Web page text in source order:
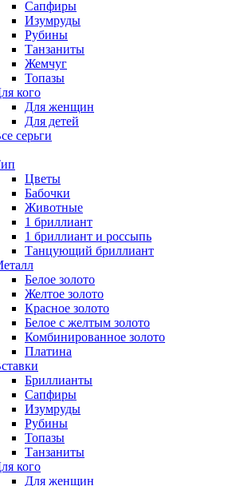
Сапфиры
Изумруды
Рубины
Танзаниты
Жемчуг
Топазы
кого
Для женщин
Для детей
серьги
Цветы
Бабочки
Животные
1 бриллиант
1 бриллиант и россыпь
Танцующий бриллиант
Белое золото
Желтое золото
Красное золото
Белое с желтым золото
Комбинированное золото
Платина
Бриллианты
Сапфиры
Изумруды
Рубины
Топазы
Танзаниты
кого
Для женщин